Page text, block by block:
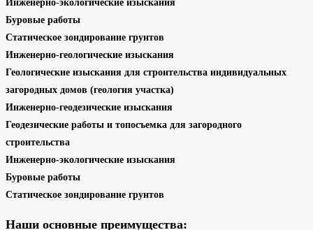
Инженерно-экологические изыскания
Буровые работы
Статическое зондирование грунтов
Инженерно-геологические изыскания
Геологические изыскания для строительства индивидуальных
загородных домов (геология участка)
Инженерно-геодезические изыскания
Геодезические работы и топосъемка для загородного
строительства
Инженерно-экологические изыскания
Буровые работы
Статическое зондирование грунтов
Наши основные преимущества: